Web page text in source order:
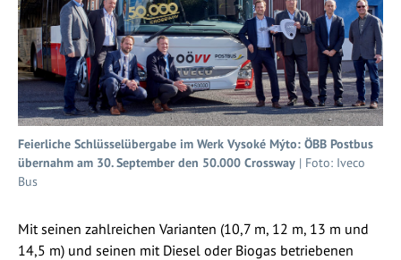
Feierliche Schlüsselübergabe im Werk Vysoké Mýto: ÖBB Postbus
übernahm am 30. September den 50.000 Crossway | Foto: Iveco
Bus
Mit seinen zahlreichen Varianten (10,7 m, 12 m, 13 m und
14,5 m) und seinen mit Diesel oder Biogas betriebenen